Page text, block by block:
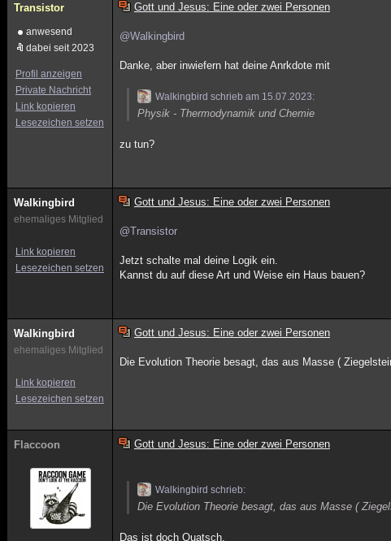
Transistor
anwesend
dabei seit 2023
Profil anzeigen
Private Nachricht
Link kopieren
Lesezeichen setzen
Gott und Jesus: Eine oder zwei Personen
@Walkingbird
Danke, aber inwiefern hat deine Anrkdote mit
Walkingbird schrieb am 15.07.2023:
Physik - Thermodynamik und Chemie
zu tun?
Walkingbird
ehemaliges Mitglied
Link kopieren
Lesezeichen setzen
Gott und Jesus: Eine oder zwei Personen
@Transistor
Jetzt schalte mal deine Logik ein.
Kannst du auf diese Art und Weise ein Haus bauen?
Walkingbird
ehemaliges Mitglied
Link kopieren
Lesezeichen setzen
Gott und Jesus: Eine oder zwei Personen
Die Evolution Theorie besagt, das aus Masse (
Flaccoon Gott und Jesus: Eine oder zwei Personen
Walkingbird schrieb:
Die Evolution Theorie besagt, das aus Masse (
Das ist doch Quatsch.